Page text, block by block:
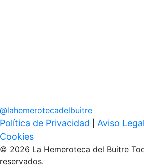
@lahemerotecadelbuitre
Política de Privacidad Aviso Legal
Cookies
© 2026 La Hemeroteca del Buitre
reservados.